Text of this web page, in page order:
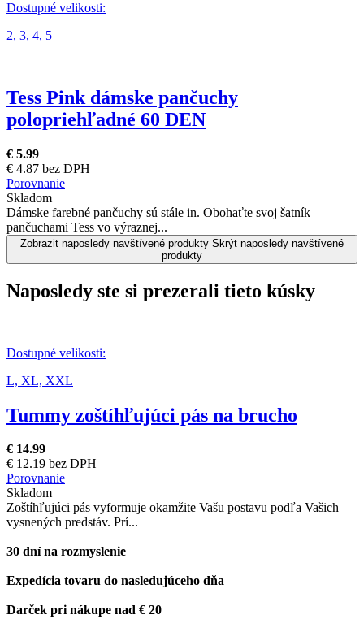
Dostupné velikosti:
2, 3, 4, 5
Tess Pink dámske pančuchy
polopriehľadné 60 DEN
€ 5.99
€ 4.87 bez DPH
Porovnanie
Skladom
Dámske farebné pančuchy sú stále in. Obohaťte svoj šatník
pančuchami Tess vo výraznej...
Zobrazit naposledy navštívené produkty Skrýt naposledy navštívené
produkty
Naposledy ste si prezerali tieto kúsky
Dostupné velikosti:
L, XL, XXL
Tummy zoštíhľujúci pás na brucho
€ 14.99
€ 12.19 bez DPH
Porovnanie
Skladom
Zoštíhľujúci pás vyformuje okamžite Vašu postavu podľa Vašich
vysnených predstáv. Prí...
30 dní na rozmyslenie
Expedícia tovaru do nasledujúceho dňa
Darček pri nákupe nad € 20